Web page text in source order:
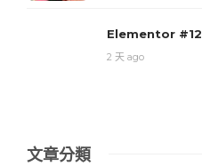
Elementor
2 天 ago
文章分類